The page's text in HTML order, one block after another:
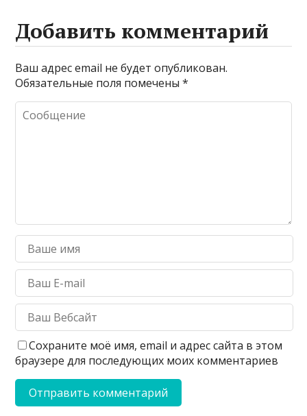
Добавить комментарий
Ваш адрес email не будет опубликован.
Обязательные поля помечены*
Сохраните моё имя, email и адрес сайта в этом
браузере для последующих моих комментариев